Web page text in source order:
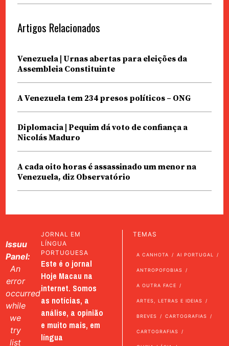
Artigos Relacionados
Venezuela | Urnas abertas para eleições da
Assembleia Constituinte
A Venezuela tem 234 presos políticos – ONG
Diplomacia | Pequim dá voto de confiança a
Nicolás Maduro
A cada oito horas é assassinado um menor na
Venezuela, diz Observatório
Issuu
Panel:
An
error
occurred
while
we
try
list
JORNAL EM
LÍNGUA
PORTUGUESA
Este é o jornal
Hoje Macau na
internet. Somos
as notícias, a
análise, a opinião
e muito mais, em
língua
TEMAS
A CANHOTA AI PORTUGAL
ANTROPOFOBIAS
A OUTRA FACE
ARTES, LETRAS E IDEIAS
BREVES CARTOGRAFIAS
CARTOGRAFIAS